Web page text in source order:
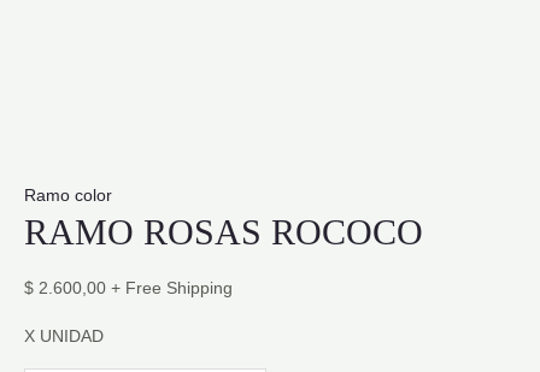
Ramo color
RAMO ROSAS ROCOCO
$ 2.600,00 + Free Shipping
X UNIDAD